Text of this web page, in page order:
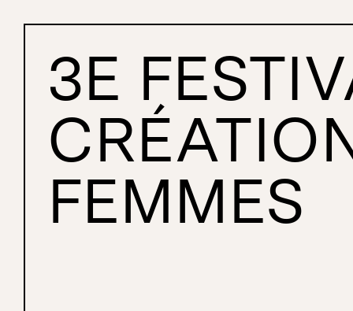
3e Festival de créations
3E
FEMMES